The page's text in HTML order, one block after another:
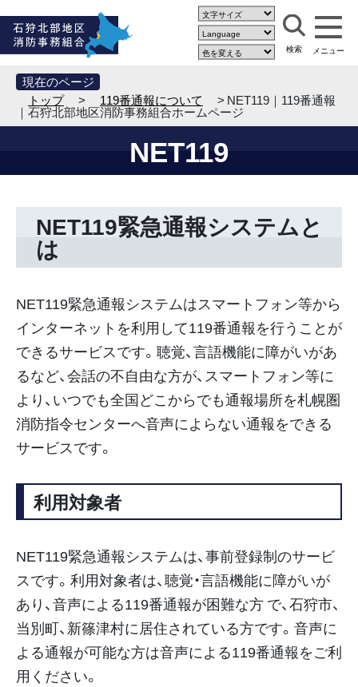
現在のページ
トップ
> 119番通報について > NET119｜119番通報
｜石狩北部地区消防事務組合ホームページ
NET119
NET119緊急通報システムと
は
NET119緊急通報システムはスマートフォン等から
インターネットを利用して119番通報を行うことが
できるサービスです。聴覚、言語機能に障がいがあ
るなど、会話の不自由な方が、スマートフォン等に
より、いつでも全国どこからでも通報場所を札幌圏
消防指令センターへ音声によらない通報をできる
サービスです。
利用対象者
NET119緊急通報システムは、事前登録制のサービ
スです。利用対象者は、聴覚・言語機能に障がいが
あり、音声による119番通報が困難な方 で、石狩市、
当別町、新篠津村に居住されている方です。音声に
よる通報が可能な方は音声による119番通報をご利
用ください。